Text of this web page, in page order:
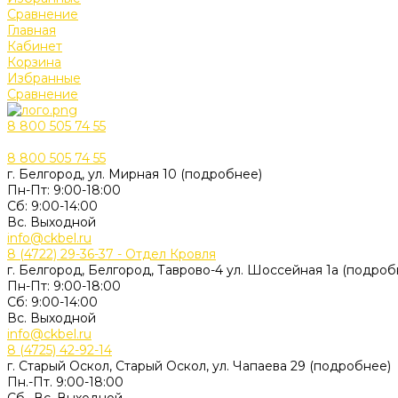
Сравнение
Главная
Кабинет
Корзина
Избранные
Сравнение
8 800 505 74 55
8 800 505 74 55
г. Белгород, ул. Мирная 10 (подробнее)
Пн-Пт: 9:00-18:00
Cб: 9:00-14:00
Вс. Выходной
info@ckbel.ru
8 (4722) 29-36-37 - Отдел Кровля
г. Белгород, Белгород, Таврово-4 ул. Шоссейная 1а
Пн-Пт: 9:00-18:00
Cб: 9:00-14:00
Вс. Выходной
info@ckbel.ru
8 (4725) 42-92-14
г. Старый Оскол, Старый Оскол, ул. Чапаева 29 (подробнее)
Пн.-Пт. 9:00-18:00